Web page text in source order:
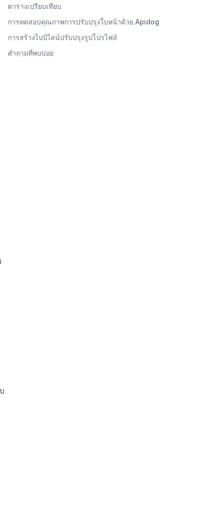
ตารางเปรียบเทียบ
การทดสอบคุณภาพการปรับปรุงใบหน้าด้วย Apidog
การสร้างไปป์ไลน์ปรับปรุงรูปโปรไฟล์
คำถามที่พบบ่อย